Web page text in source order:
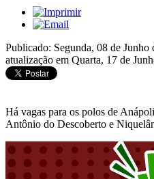
Publicado: Segunda, 08 de Junho
atualização em Quarta, 17 de
Há vagas para os polos de
Antônio do Descoberto e